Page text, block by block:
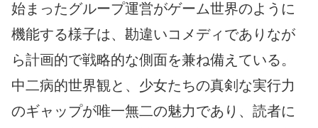
始まったグループ運営がゲーム世界のように
機能する様子は、勘違いコメディでありなが
ら計画的で戦略的な側面を兼ね備えている。
中二病的世界観と、少女たちの真剣な実行力
のギャップが唯一無二の魅力であり、読者に